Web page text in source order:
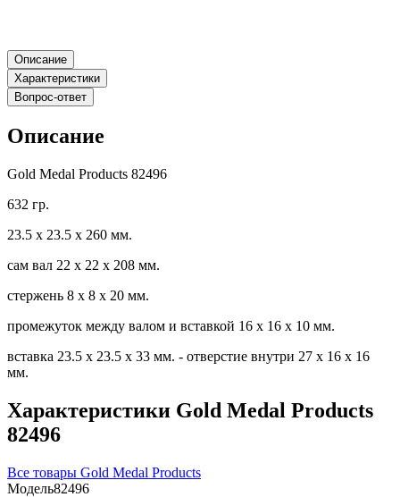
Описание
Характеристики
Вопрос-ответ
Описание
Gold Medal Products 82496
632 гр.
23.5 х 23.5 х 260 мм.
сам вал 22 х 22 х 208 мм.
стержень 8 х 8 х 20 мм.
промежуток между валом и вставкой 16 х 16 х 10 мм.
вставка 23.5 х 23.5 х 33 мм. - отверстие внутри 27 х 16 х 16
мм.
Характеристики Gold Medal Products
82496
Все товары Gold Medal Products
Модель82496